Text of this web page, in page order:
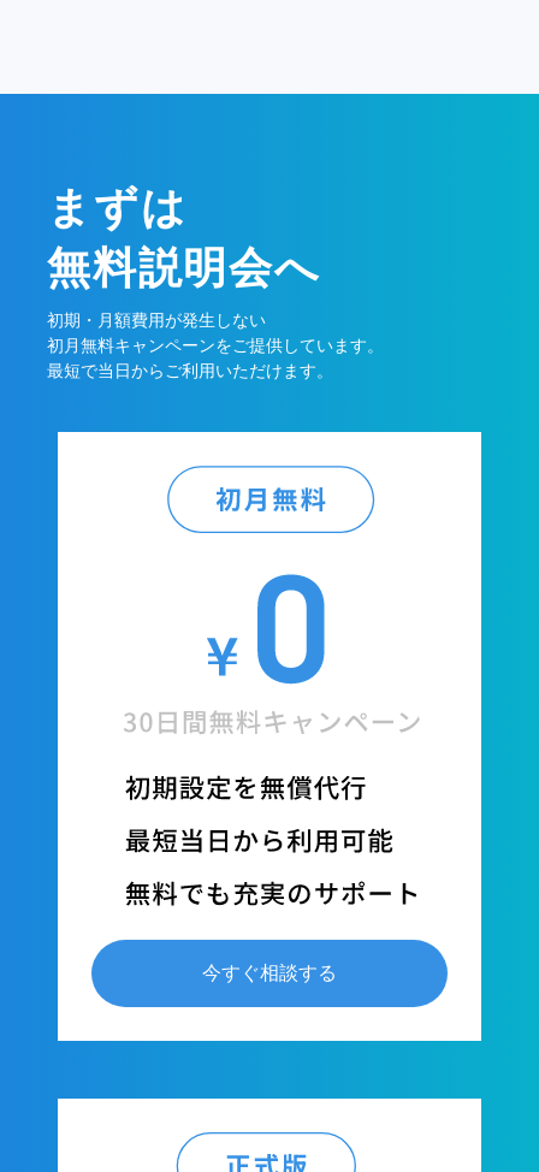
まずは
無料説明会へ
初期・月額費用が発生しない
初月無料キャンペーンをご提供しています。
最短で当日からご利用いただけます。
今すぐ相談する